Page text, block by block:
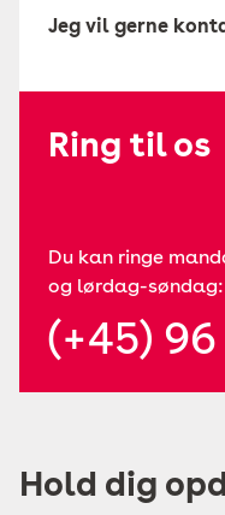
Jeg vil gerne
Ring til os
Du kan ringe
og lørdag-søndag:
(+45)
Hold dig